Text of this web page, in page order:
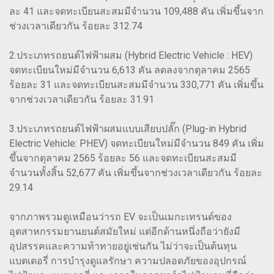
ละ 41 และจดทะเบียนสะสมมีจำนวน 109,488 คัน เพิ่มขึ้นจาก
ช่วงเวลาเดียวกัน ร้อยละ 312.74
2.ประเภทรถยนต์ไฟฟ้าผสม (Hybrid Electric Vehicle : HEV)
จดทะเบียนใหม่มีจำนวน 6,613 คัน ลดลงจากตุลาคม 2565
ร้อยละ 31 และจดทะเบียนสะสมมีจำนวน 330,771 คัน เพิ่มขึ้น
จากช่วงเวลาเดียวกัน ร้อยละ 31.91
3.ประเภทรถยนต์ไฟฟ้าผสมแบบเสียบปลั๊ก (Plug-in Hybrid
Electric Vehicle: PHEV) จดทะเบียนใหม่มีจำนวน 849 คัน เพิ่ม
ขึ้นจากตุลาคม 2565 ร้อยละ 56 และจดทะเบียนสะสมมี
จำนวนทั้งสิ้น 52,677 คัน เพิ่มขึ้นจากช่วงเวลาเดียวกัน ร้อยละ
29.14
จากภาพรวมดูเหมือนว่ารถ EV จะเป็นเมกะเทรนด์ของ
อุตสาหกรรมยานยนต์สมัยใหม่ แต่อีกด้านหนึ่งถือว่ายังมี
อุปสรรคและความท้าทายอยู่เช่นกัน ไม่ว่าจะเป็นต้นทุน
แบตเตอรี่ การบำรุงดูแลรักษา ความปลอดภัยของอุปกรณ์